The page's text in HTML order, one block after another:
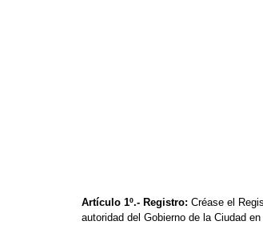
Artículo 1º.- Registro: Créase el
autoridad del Gobierno de la Ciudad